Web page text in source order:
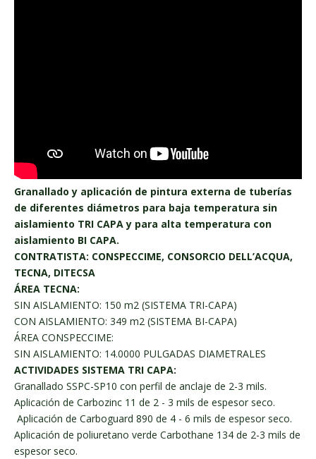
Granallado y aplicación de pintura externa de tuberías
de diferentes diámetros para baja temperatura sin
aislamiento TRI CAPA y para alta temperatura con
aislamiento BI CAPA.
CONTRATISTA: CONSPECCIME, CONSORCIO DELL’ACQUA,
TECNA, DITECSA
ÁREA TECNA:
SIN AISLAMIENTO: 150 m2 (SISTEMA TRI-CAPA)
CON AISLAMIENTO: 349 m2 (SISTEMA BI-CAPA)
ÁREA CONSPECCIME:
SIN AISLAMIENTO: 14.0000 PULGADAS DIAMETRALES
ACTIVIDADES SISTEMA TRI CAPA:
Granallado SSPC-SP10 con perfil de anclaje de 2-3 mils.
Aplicación de Carbozinc 11 de 2 - 3 mils de espesor seco.
Aplicación de Carboguard 890 de 4 - 6 mils de espesor seco.
Aplicación de poliuretano verde Carbothane 134 de 2-3 mils de
espesor seco.